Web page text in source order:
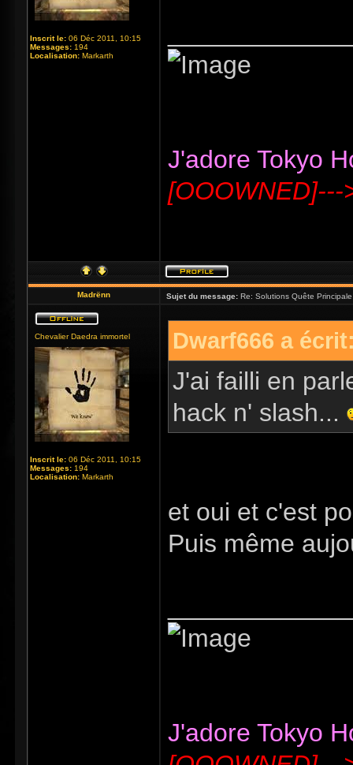
Inscrit le: 06 Déc 2011, 10:15
Messages: 194
Localisation: Markarth
J'adore Tokyo
[OOOWNED]---
Madrënn Sujet du message: Re: Solutions Quête
Chevalier Daedra immortel
Inscrit le: 06 Déc 2011, 10:15
Messages: 194
Localisation: Markarth
Dwarf666 a
J'ai failli en
hack n' slash...
et oui et c'est
Puis même
J'adore Tokyo